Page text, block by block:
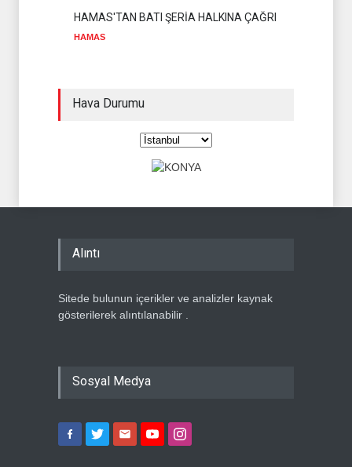
HAMAS'TAN BATI ŞERİA HALKINA ÇAĞRI
HAMAS
Hava Durumu
Alıntı
Sitede bulunun içerikler ve analizler kaynak
gösterilerek alıntılanabilir .
Sosyal Medya